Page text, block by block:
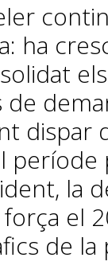
ha
de
dispar
la
el
de la